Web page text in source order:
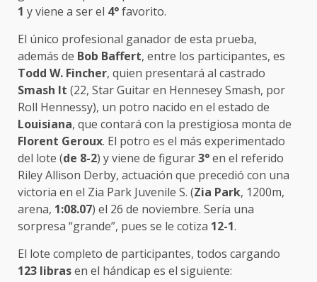
1 y viene a ser el 4°favorito.
El único profesional ganador de esta prueba,
además de Bob Baffert, entre los participantes, es
Todd W. Fincher, quien presentará al castrado
Smash It (22, Star Guitar en Hennesey Smash, por
Roll Hennessy), un potro nacido en el estado de
Louisiana, que contará con la prestigiosa monta de
Florent Geroux. El potro es el más experimentado
del lote (de 8-2) y viene de figurar3°en el referido
Riley Allison Derby, actuación que precedió con una
victoria en el Zia Park Juvenile S. (Zia Park, 1200m,
arena, 1:08.07) el 26 de noviembre. Sería una
sorpresa “grande”, pues se le cotiza 12-1.
El lote completo de participantes, todos cargando
123 librasen el hándicap es el siguiente: